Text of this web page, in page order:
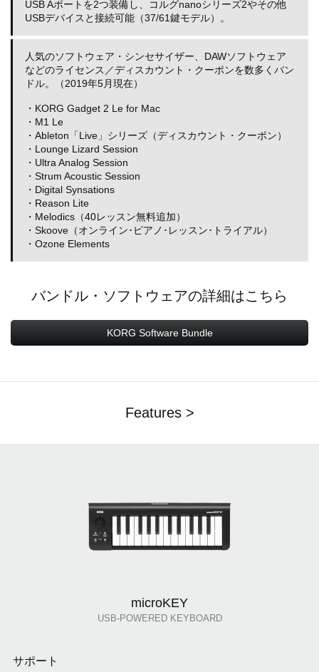
USB Aポートを2つ装備し、コルグnanoシリーズ2やその他
USBデバイスと接続可能（37/61鍵モデル）。
人気のソフトウェア・シンセサイザー、DAWソフトウェア
などのライセンス／ディスカウント・クーポンを数多くバン
ドル。（2019年5月現在）
・KORG Gadget 2 Le for Mac
・M1 Le
・Ableton「Live」シリーズ（ディスカウント・クーポン）
・Lounge Lizard Session
・Ultra Analog Session
・Strum Acoustic Session
・Digital Synsations
・Reason Lite
・Melodics（40レッスン無料追加）
・Skoove（オンライン･ピアノ･レッスン･トライアル）
・Ozone Elements
バンドル・ソフトウェアの詳細はこちら
KORG Software Bundle
Features >
microKEY
USB-POWERED KEYBOARD
サポート